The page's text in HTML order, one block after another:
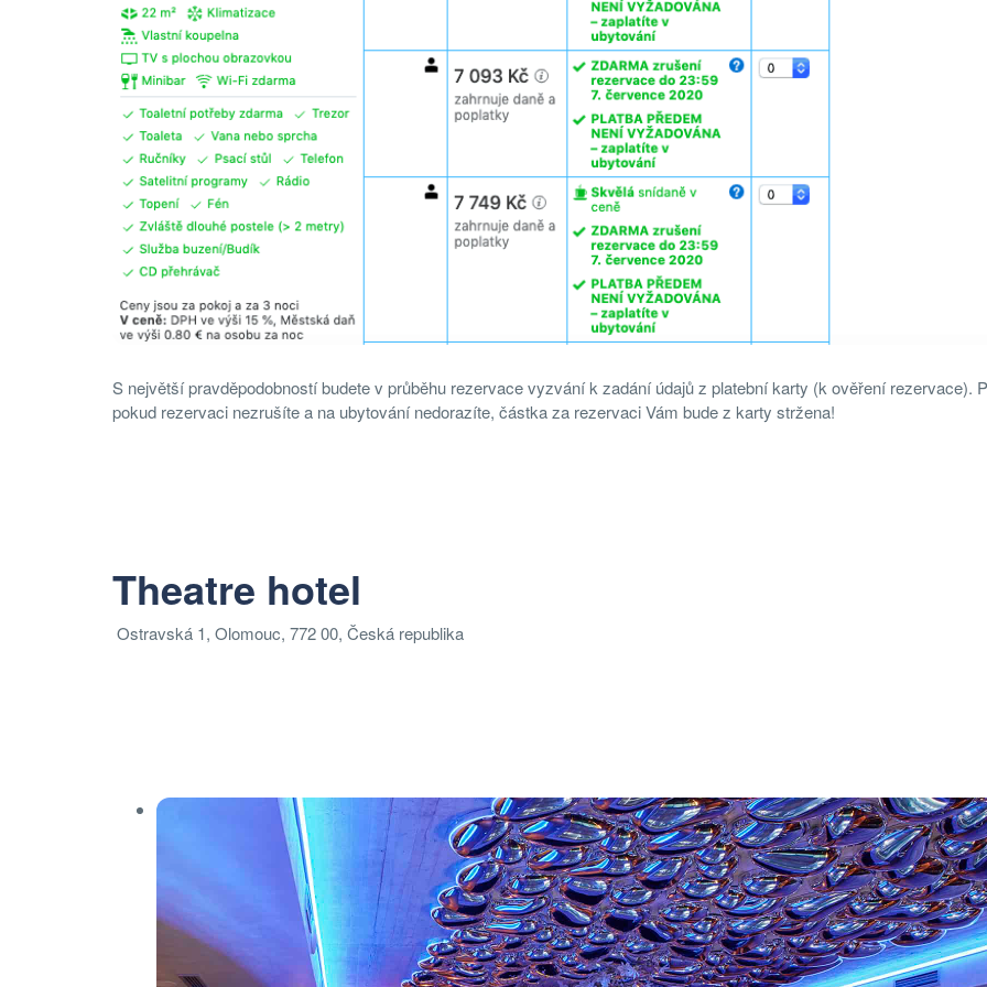
S největší pravděpodobností budete v průběhu rezervace vyzvání k zadání údajů z platební karty (k ověření rezervace).
pokud rezervaci nezrušíte a na ubytování nedorazíte, částka za rezervaci Vám bude z karty stržena!
Theatre hotel
Ostravská 1, Olomouc, 772 00, Česká republika